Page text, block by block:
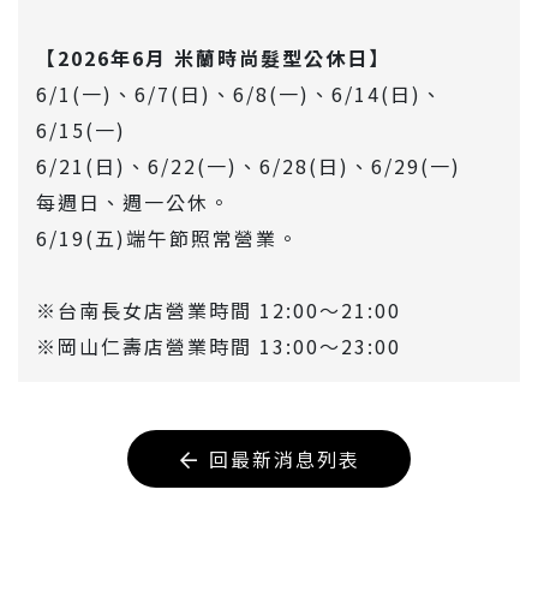
【2026年6月 米蘭時尚髮型公休日】
6/1(一)、6/7(日)、6/8(一)、6/14(日)、
6/15(一)
6/21(日)、6/22(一)、6/28(日)、6/29(一)
每週日、週一公休。
6/19(五)端午節照常營業。
※台南長女店營業時間 12:00～21:00
※岡山仁壽店營業時間 13:00～23:00
回最新消息列表